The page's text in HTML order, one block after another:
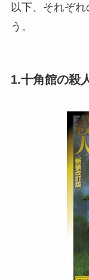
以下、それぞ
う。
1.十角館の殺